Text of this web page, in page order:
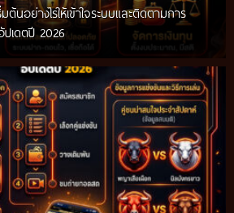
นอย่างไรให้เข้าใจระบบและติดตามการ
เดตปี 2026